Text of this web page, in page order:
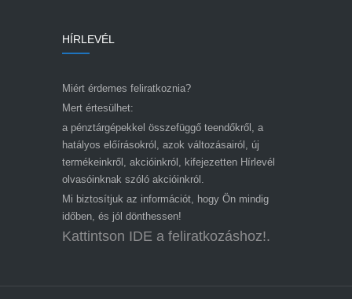
HÍRLEVÉL
Miért érdemes feliratkoznia?
Mert értesülhet:
a pénztárgépekkel összefüggő teendőkről, a
hatályos előírásokról, azok változásairól, új
termékeinkről, akcióinkról, kifejezetten Hírlevél
olvasóinknak szóló akcióinkról.
Mi biztosítjuk az információt, hogy Ön mindig
időben, és jól dönthessen!
Kattintson IDE a feliratkozáshoz!.